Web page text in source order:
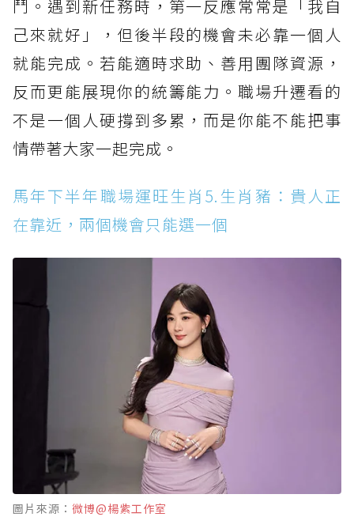
鬥。遇到新任務時，第一反應常常是「我自
己來就好」，但後半段的機會未必靠一個人
就能完成。若能適時求助、善用團隊資源，
反而更能展現你的統籌能力。職場升遷看的
不是一個人硬撐到多累，而是你能不能把事
情帶著大家一起完成。
馬年下半年職場運旺生肖5.生肖豬：貴人正
在靠近，兩個機會只能選一個
圖片來源： 微博@楊紫工作室